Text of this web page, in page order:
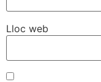
Lloc web